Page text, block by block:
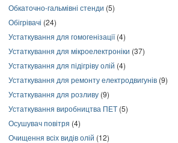
Обкаточно-гальмівні стенди (5)
Обігрівачі (24)
Устаткування для гомогенізації(4)
Устаткування для мікроелектроніки (37)
Устаткування для підігріву олій (4)
Устаткування для ремонту електродвигунів (9)
Устаткування для розливу (9)
Устаткування виробництва ПЕТ (5)
Осушувач повітря (4)
Очищення всіх видів олій (12)